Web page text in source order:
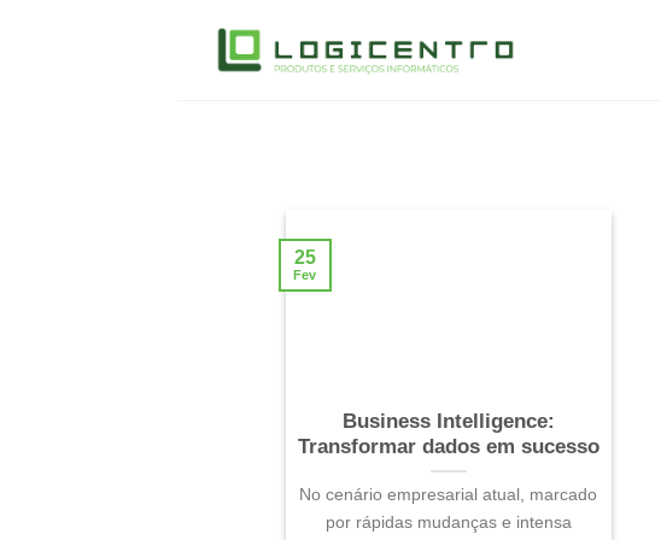
Business Intelligence:
Transformar dados em sucesso
No cenário empresarial atual, marcado
por rápidas mudanças e intensa
25
Fev